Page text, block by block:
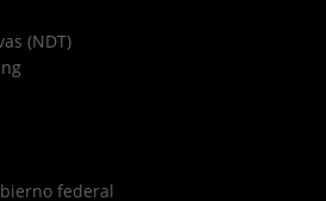
(NDT)
federal